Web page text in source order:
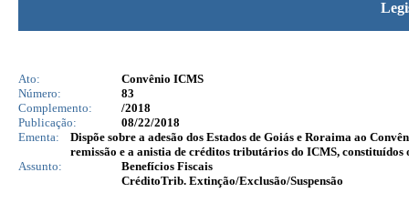
Ato:
Convênio ICMS
Número:
83
Complemento:
/2018
Publicação:
08/22/2018
Ementa:
Dispõe sobre a adesão dos Estados de Goiás e Roraima ao
remissão e a anistia de créditos tributários do ICMS,
Assunto:
Benefícios Fiscais
CréditoTrib. Extinção/Exclusão/Suspensão